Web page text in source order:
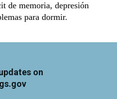
de memoria, depresión
para dormir.
on